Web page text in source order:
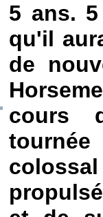
5 ans.
qu'il
de
cours